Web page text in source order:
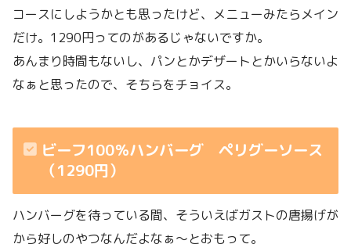
コースにしようかとも思ったけど、メニューみたらメイン
だけ。1290円ってのがあるじゃないですか。
あんまり時間もないし、パンとかデザートとかいらないよ
なぁと思ったので、そちらをチョイス。
ビーフ100％ハンバーグ ペリグーソース
（1290円）
ハンバーグを待っている間、そういえばガストの唐揚げが
から好しのやつなんだよなぁ〜とおもって。